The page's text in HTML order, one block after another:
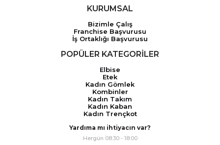
KURUMSAL
Bizimle Çalış
Franchise Başvurusu
İş Ortaklığı Başvurusu
POPÜLER KATEGORİLER
Elbise
Etek
Kadın Gömlek
Kombinler
Kadın Takım
Kadın Kaban
Kadın Trençkot
Yardıma mı ihtiyacın var?
Hergün 08:30 - 18:00